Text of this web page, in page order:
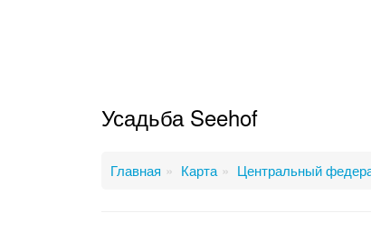
Усадьба Seehof
Главная Карта Центральный